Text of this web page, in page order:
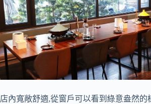
店內寬敞舒適,從窗戶可以看到綠意盎然的